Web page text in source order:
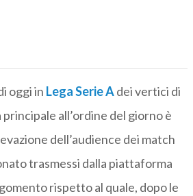
oggi in Lega Serie Adei vertici di
principale all’ordine del giorno è
dell’audience dei match
trasmessi dalla piattaforma
rispetto al quale, dopo le